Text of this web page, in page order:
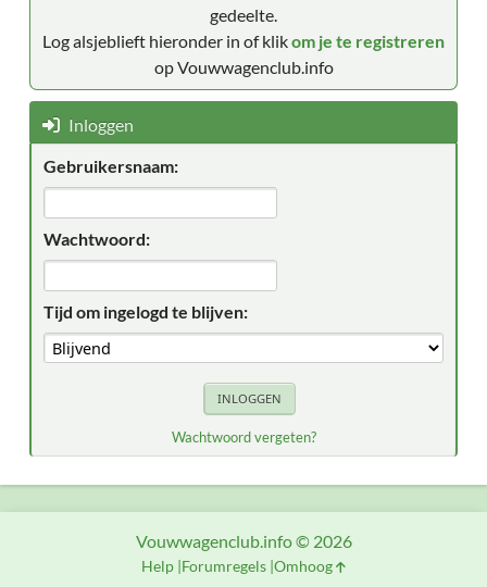
gedeelte.
Log alsjeblieft hieronder in of klikom je te registreren
op Vouwwagenclub.info
Inloggen
Gebruikersnaam:
Wachtwoord:
Tijd om ingelogd te blijven:
Wachtwoord vergeten?
Vouwwagenclub.info © 2026
Help Forumregels Omhoog